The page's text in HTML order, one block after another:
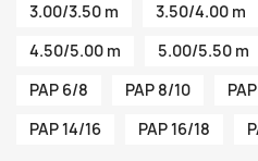
3.00/3.50 m
3.50/4.00 m
4.50/5.00 m
5.00/5.50 m
PAP 6/8
PAP 8/10
PAP 14/16
PAP 16/18